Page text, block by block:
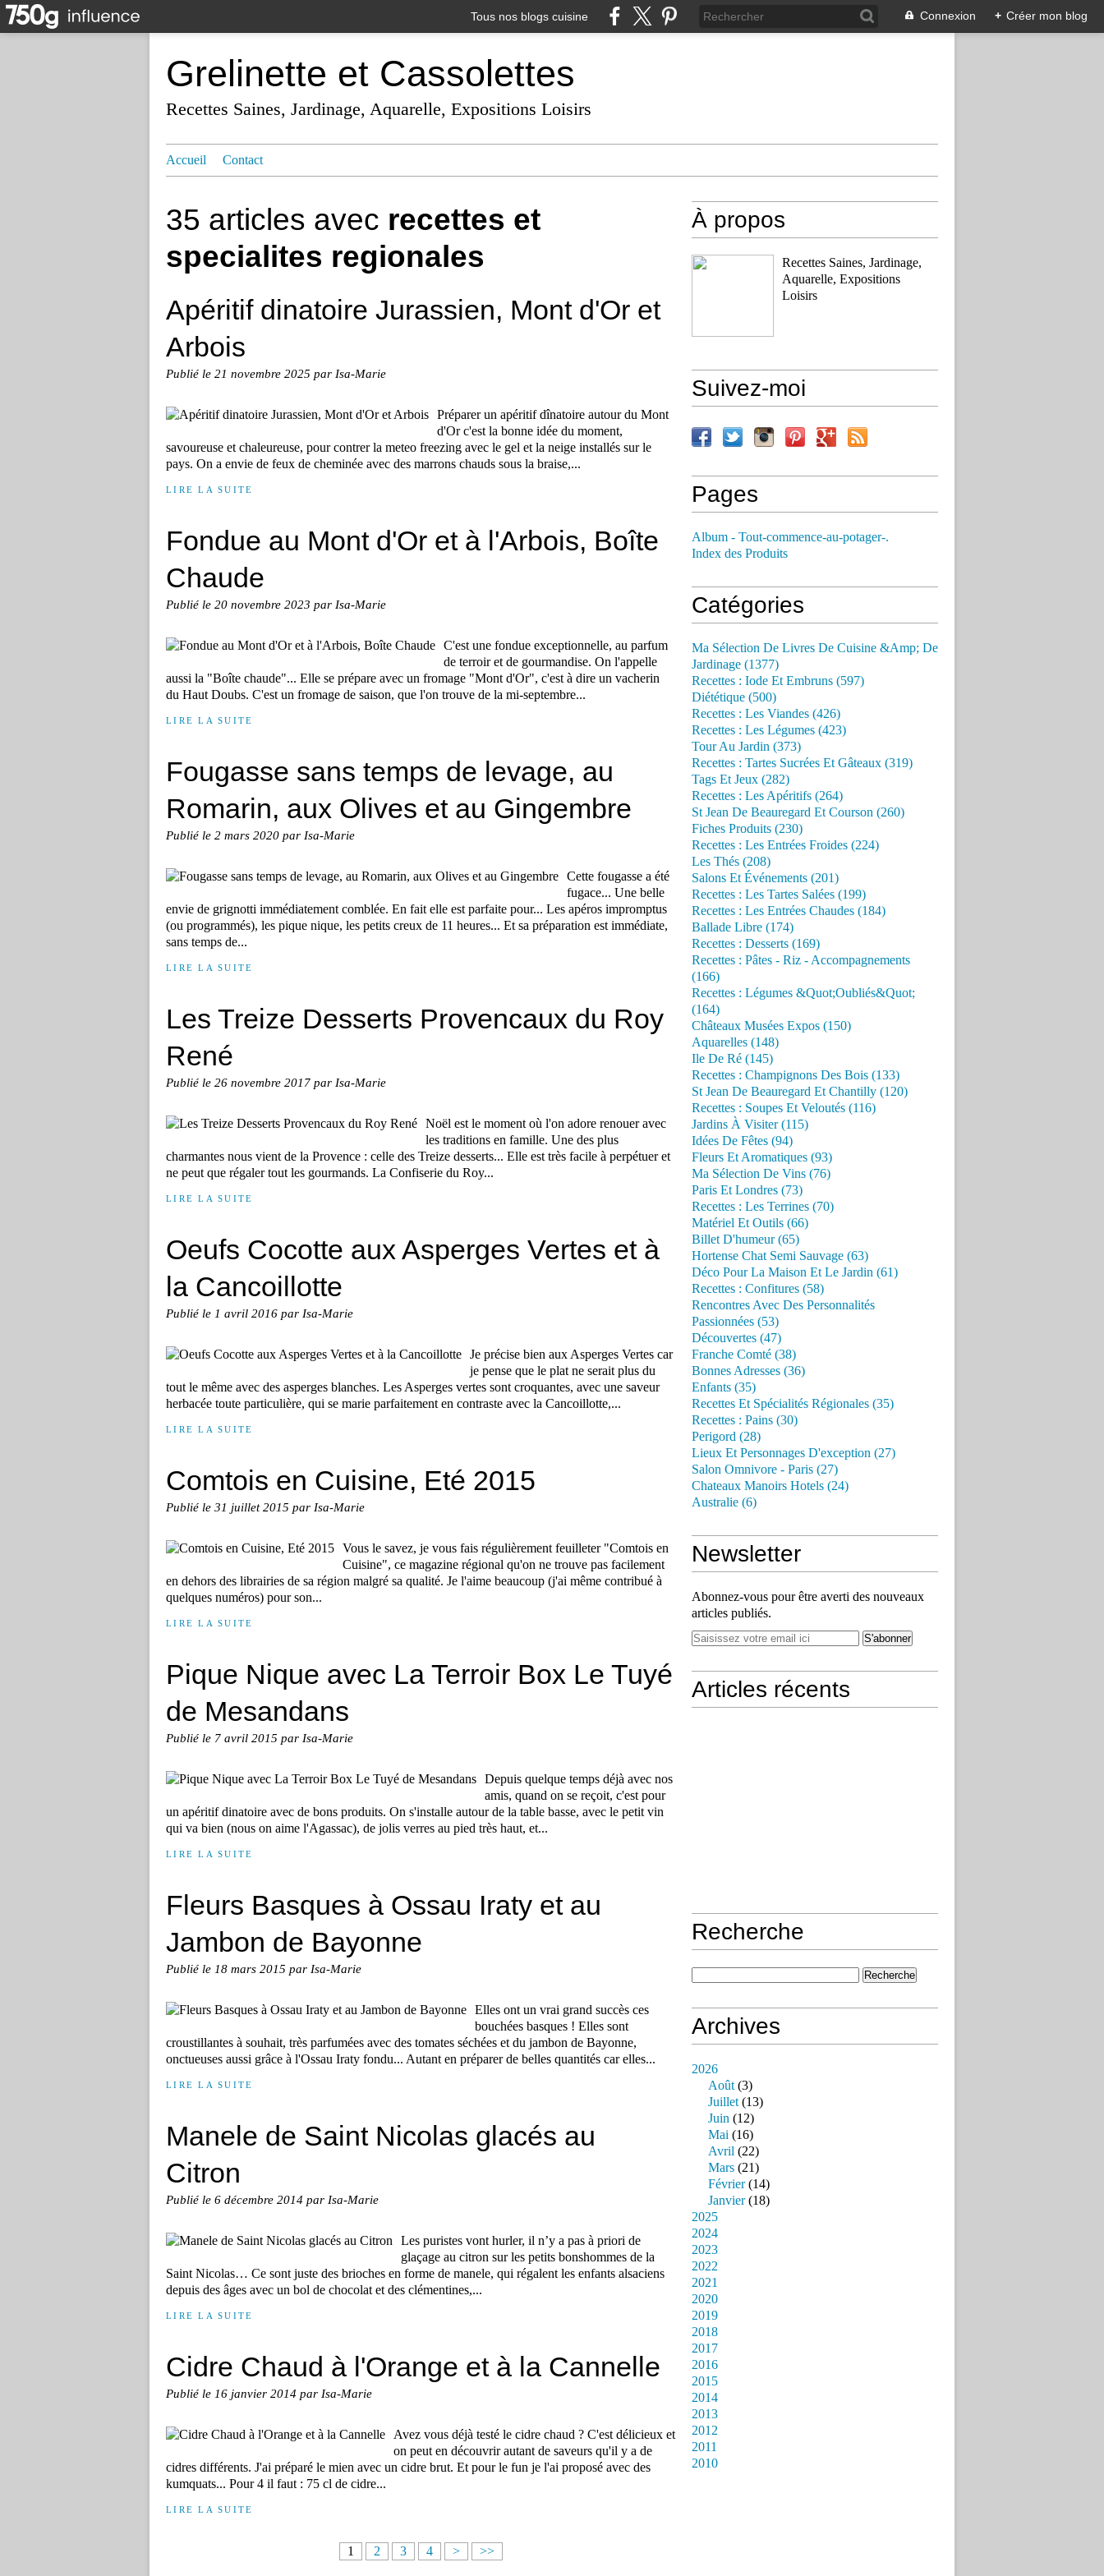
Tous nos blogs cuisine Connexion + Créer mon blog
Grelinette et Cassolettes
Recettes Saines, Jardinage, Aquarelle, Expositions Loisirs
Accueil Contact
35 articles avec recettes et
specialites regionales
Apéritif dinatoire Jurassien, Mont d'Or et
Arbois
Publié le 21 novembre 2025 par Isa-Marie
Préparer un apéritif dînatoire autour du Mont
d'Or c'est la bonne idée du moment,
savoureuse et chaleureuse, pour contrer la meteo freezing avec le gel et la neige installés sur le
pays. On a envie de feux de cheminée avec des marrons chauds sous la braise,...
LIRE LA SUITE
Fondue au Mont d'Or et à l'Arbois, Boîte
Chaude
Publié le 20 novembre 2023 par Isa-Marie
C'est une fondue exceptionnelle, au parfum
de terroir et de gourmandise. On l'appelle
aussi la "Boîte chaude"... Elle se prépare avec un fromage "Mont d'Or", c'est à dire un vacherin
du Haut Doubs. C'est un fromage de saison, que l'on trouve de la mi-septembre...
LIRE LA SUITE
Fougasse sans temps de levage, au
Romarin, aux Olives et au Gingembre
Publié le 2 mars 2020 par Isa-Marie
Cette fougasse a été
fugace... Une belle
envie de grignotti immédiatement comblée. En fait elle est parfaite pour... Les apéros impromptus
(ou programmés), les pique nique, les petits creux de 11 heures... Et sa préparation est immédiate,
sans temps de...
LIRE LA SUITE
Les Treize Desserts Provencaux du Roy
René
Publié le 26 novembre 2017 par Isa-Marie
Noël est le moment où l'on adore renouer avec
les traditions en famille. Une des plus
charmantes nous vient de la Provence : celle des Treize desserts... Elle est très facile à perpétuer et
ne peut que régaler tout les gourmands. La Confiserie du Roy...
LIRE LA SUITE
Oeufs Cocotte aux Asperges Vertes et à
la Cancoillotte
Publié le 1 avril 2016 par Isa-Marie
Je précise bien aux Asperges Vertes car
je pense que le plat ne serait plus du
tout le même avec des asperges blanches. Les Asperges vertes sont croquantes, avec une saveur
herbacée toute particulière, qui se marie parfaitement en contraste avec la Cancoillotte,...
LIRE LA SUITE
Comtois en Cuisine, Eté 2015
Publié le 31 juillet 2015 par Isa-Marie
Vous le savez, je vous fais régulièrement feuilleter "Comtois en
Cuisine", ce magazine régional qu'on ne trouve pas facilement
en dehors des librairies de sa région malgré sa qualité. Je l'aime beaucoup (j'ai même contribué à
quelques numéros) pour son...
LIRE LA SUITE
Pique Nique avec La Terroir Box Le Tuyé
de Mesandans
Publié le 7 avril 2015 par Isa-Marie
Depuis quelque temps déjà avec nos
amis, quand on se reçoit, c'est pour
un apéritif dinatoire avec de bons produits. On s'installe autour de la table basse, avec le petit vin
qui va bien (nous on aime l'Agassac), de jolis verres au pied très haut, et...
LIRE LA SUITE
Fleurs Basques à Ossau Iraty et au
Jambon de Bayonne
Publié le 18 mars 2015 par Isa-Marie
Elles ont un vrai grand succès ces
bouchées basques ! Elles sont
croustillantes à souhait, très parfumées avec des tomates séchées et du jambon de Bayonne,
onctueuses aussi grâce à l'Ossau Iraty fondu... Autant en préparer de belles quantités car elles...
LIRE LA SUITE
Manele de Saint Nicolas glacés au
Citron
Publié le 6 décembre 2014 par Isa-Marie
Les puristes vont hurler, il n’y a pas à priori de
glaçage au citron sur les petits bonshommes de la
Saint Nicolas… Ce sont juste des brioches en forme de manele, qui régalent les enfants alsaciens
depuis des âges avec un bol de chocolat et des clémentines,...
LIRE LA SUITE
Cidre Chaud à l'Orange et à la Cannelle
Publié le 16 janvier 2014 par Isa-Marie
Avez vous déjà testé le cidre chaud ? C'est délicieux et
on peut en découvrir autant de saveurs qu'il y a de
cidres différents. J'ai préparé le mien avec un cidre brut. Et pour le fun je l'ai proposé avec des
kumquats... Pour 4 il faut : 75 cl de cidre...
LIRE LA SUITE
1 2 3 4 > >>
À propos
Recettes Saines, Jardinage,
Aquarelle, Expositions
Loisirs
Suivez-moi
Pages
Album - Tout-commence-au-potager-.
Index des Produits
Catégories
Ma Sélection De Livres De Cuisine &Amp; De
Jardinage (1377)
Recettes : Iode Et Embruns (597)
Diététique (500)
Recettes : Les Viandes (426)
Recettes : Les Légumes (423)
Tour Au Jardin (373)
Recettes : Tartes Sucrées Et Gâteaux (319)
Tags Et Jeux (282)
Recettes : Les Apéritifs (264)
St Jean De Beauregard Et Courson (260)
Fiches Produits (230)
Recettes : Les Entrées Froides (224)
Les Thés (208)
Salons Et Événements (201)
Recettes : Les Tartes Salées (199)
Recettes : Les Entrées Chaudes (184)
Ballade Libre (174)
Recettes : Desserts (169)
Recettes : Pâtes - Riz - Accompagnements
(166)
Recettes : Légumes &Quot;Oubliés&Quot;
(164)
Châteaux Musées Expos (150)
Aquarelles (148)
Ile De Ré (145)
Recettes : Champignons Des Bois (133)
St Jean De Beauregard Et Chantilly (120)
Recettes : Soupes Et Veloutés (116)
Jardins À Visiter (115)
Idées De Fêtes (94)
Fleurs Et Aromatiques (93)
Ma Sélection De Vins (76)
Paris Et Londres (73)
Recettes : Les Terrines (70)
Matériel Et Outils (66)
Billet D'humeur (65)
Hortense Chat Semi Sauvage (63)
Déco Pour La Maison Et Le Jardin (61)
Recettes : Confitures (58)
Rencontres Avec Des Personnalités
Passionnées (53)
Découvertes (47)
Franche Comté (38)
Bonnes Adresses (36)
Enfants (35)
Recettes Et Spécialités Régionales (35)
Recettes : Pains (30)
Perigord (28)
Lieux Et Personnages D'exception (27)
Salon Omnivore - Paris (27)
Chateaux Manoirs Hotels (24)
Australie (6)
Newsletter
Abonnez-vous pour être averti des nouveaux
articles publiés.
Articles récents
Recherche
Archives
2026
Août(3)
Juillet(13)
Juin (12)
Mai (16)
Avril (22)
Mars (21)
Février(14)
Janvier(18)
2025
2024
2023
2022
2021
2020
2019
2018
2017
2016
2015
2014
2013
2012
2011
2010